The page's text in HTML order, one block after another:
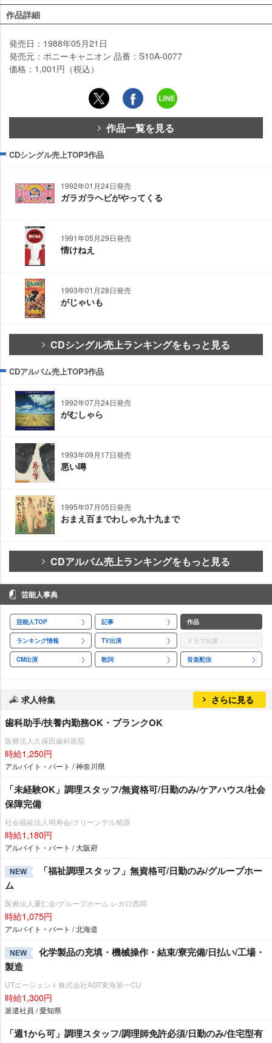
作品詳細
発売日：1988年05月21日
発売元：ポニーキャニオン 品番：S10A-0077
価格：1,001円（税込）
作品一覧を見る
CDシングル売上TOP3作品
1992年01月24日発売
ガラガラヘビがやってくる
1991年05月29日発売
情けねえ
1993年01月28日発売
がじゃいも
CDシングル売上ランキングをもっと見る
CDアルバム売上TOP3作品
1992年07月24日発売
がむしゃら
1993年09月17日発売
悪い噂
1995年07月05日発売
おまえ百までわしゃ九十九まで
CDアルバム売上ランキングをもっと見る
芸能人事典
芸能人TOP 記事 作品
ランキング情報 TV出演 ドラマ出演
CM出演 歌詞 音楽配信
求人特集 さらに見る
歯科助手/扶養内勤務OK・ブランクOK
医療法人久保田歯科医院
時給1,250円
アルバイト・パート / 神奈川県
「未経験OK」調理スタッフ/無資格可/日勤のみ/ケアハウス/社会
保障完備
社会福祉法人明寿会/グリーンデル柏原
時給1,180円
アルバイト・パート / 大阪府
NEW
「福祉調理スタッフ」無資格可/日勤のみ/グループホー
ム
医療法人重仁会/グループホーム レガロ西岡
時給1,075円
アルバイト・パート / 北海道
NEW
化学製品の充填・機械操作・結束/寮完備/日払い/工場・
製造
UTエージェント株式会社AGT東海第一CU
時給1,300円
派遣社員 / 愛知県
「週1から可」調理スタッフ/調理師免許必須/日勤のみ/住宅型有